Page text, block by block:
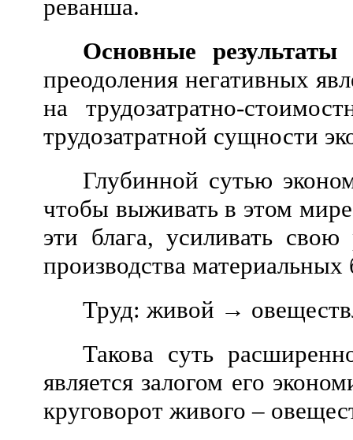
реванша.
Основные результаты
преодоления негативных
на трудозатратно-
трудозатратной сущности
Глубинной сутью
чтобы выживать в этом
эти блага, усиливать
производства
Труд: живой →
Такова суть
является залогом его
круговорот живого –